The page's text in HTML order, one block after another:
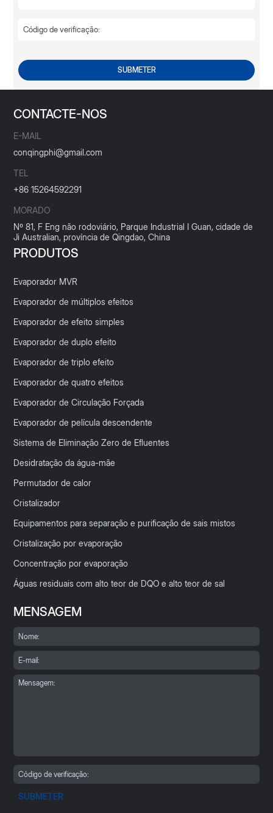
SUBMETER
CONTACTE-NOS
E-MAIL
conqingphi@gmail.com
TEL
+86 15264592291
MORADO
Nº 81, F Eng não rodoviário, Parque Industrial I Guan, cidade de
Ji Australian, província de Qingdao, China
PRODUTOS
Evaporador MVR
Evaporador de múltiplos efeitos
Evaporador de efeito simples
Evaporador de duplo efeito
Evaporador de triplo efeito
Evaporador de quatro efeitos
Evaporador de Circulação Forçada
Evaporador de película descendente
Sistema de Eliminação Zero de Efluentes
Desidratação da água-mãe
Permutador de calor
Cristalizador
Equipamentos para separação e purificação de sais mistos
Cristalização por evaporação
Concentração por evaporação
Águas residuais com alto teor de DQO e alto teor de sal
MENSAGEM
SUBMETER